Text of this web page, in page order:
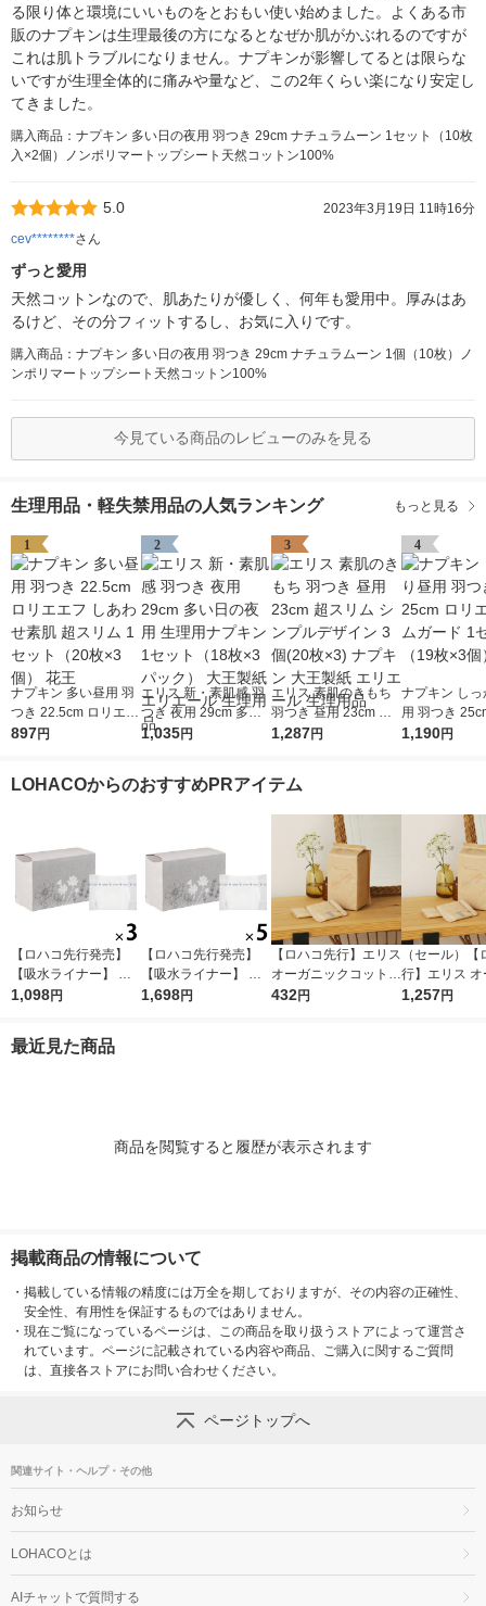
る限り体と環境にいいものをとおもい使い始めました。よくある市
販のナプキンは生理最後の方になるとなぜか肌がかぶれるのですが
これは肌トラブルになりません。ナプキンが影響してるとは限らな
いですが生理全体的に痛みや量など、この2年くらい楽になり安定し
てきました。
購入商品：ナプキン 多い日の夜用 羽つき 29cm ナチュラムーン 1セット（10枚
入×2個）ノンポリマートップシート天然コットン100%
5.0
2023年3月19日 11時16分
cev********さん
ずっと愛用
天然コットンなので、肌あたりが優しく、何年も愛用中。厚みはあ
るけど、その分フィットするし、お気に入りです。
購入商品：ナプキン 多い日の夜用 羽つき 29cm ナチュラムーン 1個（10枚）ノ
ンポリマートップシート天然コットン100%
今見ている商品のレビューのみを見る
生理用品・軽失禁用品の人気ランキング もっと見る
1
ナプキン 多い昼用 羽
つき 22.5cm ロリエエ
フ しあわせ素肌 超ス
897円
2
エリス 新・素肌感 羽
つき 夜用 29cm 多い
日の夜用 生理用ナプ
エリエール 生理用品
1,035円
3
エリス 素肌のきもち
羽つき 昼用 23cm 超
スリム シンプルデザ
エール 生理用品
1,287円
4
ナプキン しっ
用 羽つき
エ スリムガ
1,190円
LOHACOからのおすすめPRアイテム
【ロハコ先行発売】
【吸水ライナー】 ポ
イズ 10cc 17.5cm 無
入×3パック) 限定
1,098円
【ロハコ先行発売】
【吸水ライナー】 ポ
イズ 10cc 17.5cm 無
1,698円
【ロハコ先行】エリス
オーガニックコットン
羽つき 21cm 多い昼〜
432円
（セール）【
行】エリス オ
ックコットン
1,257円
最近見た商品
商品を閲覧すると履歴が表示されます
掲載商品の情報について
・ 掲載している情報の精度には万全を期しておりますが、その内容の正確性、
安全性、有用性を保証するものではありません。
・ 現在ご覧になっているページは、この商品を取り扱うストアによって運営さ
れています。ページに記載されている内容や商品、ご購入に関するご質問
は、直接各ストアにお問い合わせください。
ページトップへ
関連サイト・ヘルプ・その他
お知らせ
LOHACOとは
AIチャットで質問する